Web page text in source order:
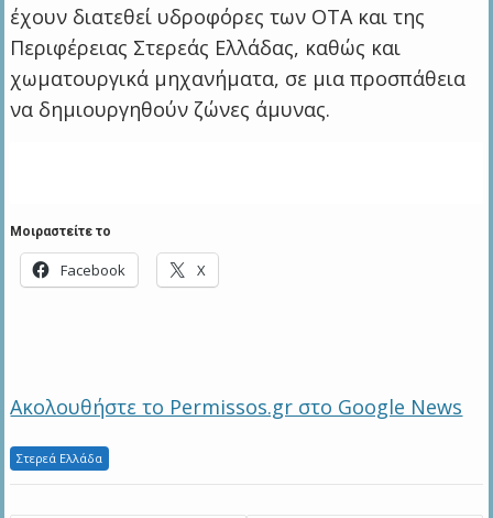
έχουν διατεθεί υδροφόρες των ΟΤΑ και της
Περιφέρειας Στερεάς Ελλάδας, καθώς και
χωματουργικά μηχανήματα, σε μια προσπάθεια
να δημιουργηθούν ζώνες άμυνας.
Μοιραστείτε το
Facebook X
Ακολουθήστε το Permissos.gr στο Google News
Στερεά Ελλάδα